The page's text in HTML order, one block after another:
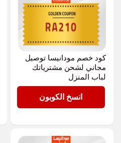
كود خصم مودانيسا توصيل
مجاني لشحن مشترياتك
لباب المنزل
RA210انسخ الكوبون